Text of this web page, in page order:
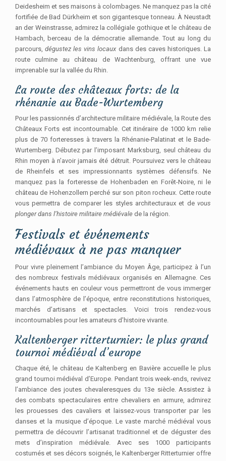
Deidesheim et ses maisons à colombages. Ne manquez pas la cité
fortifiée de Bad Dürkheim et son gigantesque tonneau. À Neustadt
an der Weinstrasse, admirez la collégiale gothique et le château de
Hambach, berceau de la démocratie allemande. Tout au long du
parcours,dégustez les vins locaux dans des caves historiques. La
route culmine au château de Wachtenburg, offrant une vue
imprenable sur la vallée du Rhin.
La route des châteaux forts: de la
rhénanie au Bade-Wurtemberg
Pour les passionnés d’architecture militaire médiévale, la Route des
Châteaux Forts est incontournable. Cet itinéraire de 1000 km relie
plus de 70 forteresses à travers la Rhénanie-Palatinat et le Bade-
Wurtemberg. Débutez par l’imposant Marksburg, seul château du
Rhin moyen à n’avoir jamais été détruit. Poursuivez vers le château
de Rheinfels et ses impressionnants systèmes défensifs. Ne
manquez pas la forteresse de Hohenbaden en Forêt-Noire, ni le
château de Hohenzollern perché sur son piton rocheux. Cette route
vous permettra de comparer les styles architecturaux et de vous
plonger dans l’histoire militaire médiévale de la région.
Festivals et événements
médiévaux à ne pas manquer
Pour vivre pleinement l’ambiance du Moyen Âge, participez à l’un
des nombreux festivals médiévaux organisés en Allemagne. Ces
événements hauts en couleur vous permettront de vous immerger
dans l’atmosphère de l’époque, entre reconstitutions historiques,
marchés d’artisans et spectacles. Voici trois rendez-vous
incontournables pour les amateurs d’histoire vivante.
Kaltenberger ritterturnier: le plus grand
tournoi médiéval d’europe
Chaque été, le château de Kaltenberg en Bavière accueille le plus
grand tournoi médiéval d’Europe. Pendant trois week-ends, revivez
l’ambiance des joutes chevaleresques du 13e siècle. Assistez à
des combats spectaculaires entre chevaliers en armure, admirez
les prouesses des cavaliers et laissez-vous transporter par les
danses et la musique d’époque. Le vaste marché médiéval vous
permettra de découvrir l’artisanat traditionnel et de déguster des
mets d’inspiration médiévale. Avec ses 1000 participants
costumés et ses décors soignés, le Kaltenberger Ritterturnier offre